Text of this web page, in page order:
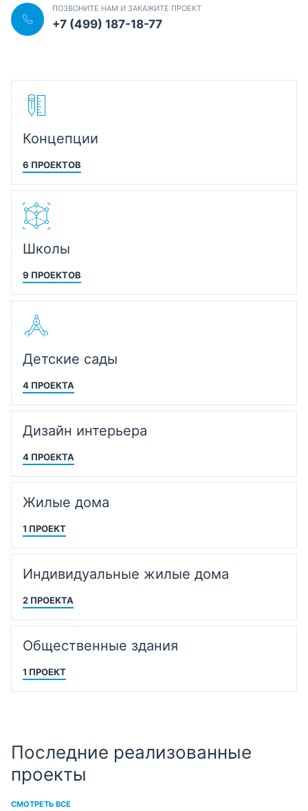
ПОЗВОНИТЕ НАМ И ЗАКАЖИТЕ ПРОЕКТ
+7 (499) 187-18-77
Концепции
6 ПРОЕКТОВ
Школы
9 ПРОЕКТОВ
Детские сады
4 ПРОЕКТА
Дизайн интерьера
4 ПРОЕКТА
Жилые дома
1 ПРОЕКТ
Индивидуальные жилые дома
2 ПРОЕКТА
Общественные здания
1 ПРОЕКТ
Последние реализованные
проекты
СМОТРЕТЬ ВСЕ